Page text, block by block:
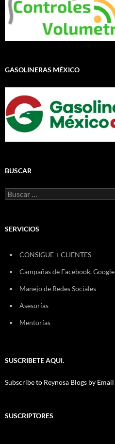
GASOLINERAS MÉXICO
BUSCAR
Buscar:
SERVICIOS
CONSIGUE + CLIENTES
Campañas de Facebook, Google
Manejo de Redes Sociales
Asesorías
Mentorías
SUSCRIBETE AQUI.
Subscribe to Reynosa Blogs by Email
SUSCRIPTORES